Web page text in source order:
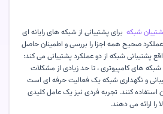
شبکه برای پشتیبانی از شبکه های رایانه ای
صحیح همه اجزا را بررسی و اطمینان حاصل
پشتیبانی شبکه از دو عملکرد پشتیبانی می کند:
های کامپیوتری ، تا حد زیادی از مشکلات
و نگهداری شبکه یک فعالیت حرفه ای است
استفاده کنند. تجربه فردی نیز یک عامل کلیدی
را ارائه می دهند.